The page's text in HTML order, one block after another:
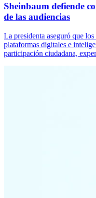
Sheinbaum defiende
de las audiencias
La presidenta aseguró que
plataformas digitales e
participación ciudadana,